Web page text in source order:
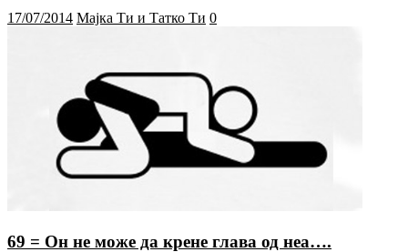
17/07/2014 Мајка Ти и Татко Ти 0
69 = Он не може да крене глава од неа….